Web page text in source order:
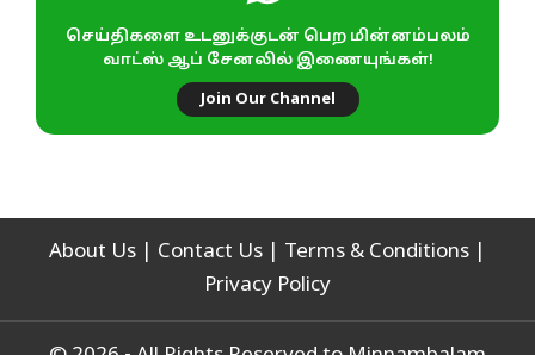
செய்திகளை உடனுக்குடன் பெற மின்னம்பலம்
வாட்ஸ் ஆப் சேனலில் இணையுங்கள்!
Join Our Channel
About Us Contact Us Terms & Conditions
Privacy Policy